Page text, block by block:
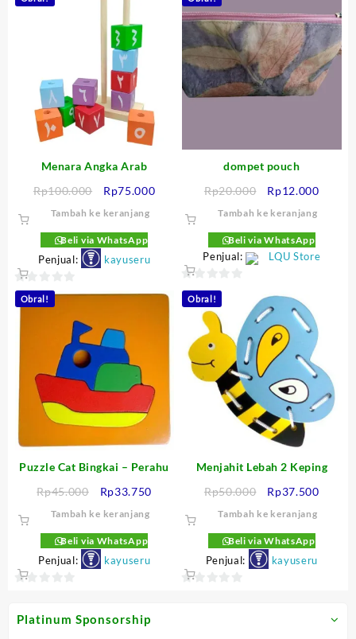
Platinum Sponsorship
Menara Angka Arab
Rp100.000
Harga
aslinya
Rp100.000.
Rp75.000Harga
Rp75.000.
Tambah ke keranjang
Beli via WhatsApp
Penjual: kayuseru
0
out
dompet pouch
Rp20.000
Harga
aslinya
Rp20.000.
Rp12.000Harga
Tambah ke keranjang
Beli via WhatsApp
Penjual: LQU Store
0
out
Obral!
Puzzle Cat Bingkai – Perahu
Rp45.000
Harga
aslinya
Rp45.000.
Rp33.750
Tambah ke keranjang
Beli via WhatsApp
Penjual: kayuseru
of
Obral!
Menjahit Lebah 2 Keping
Rp50.000
Harga
aslinya
Rp50.000.
Rp37.500Harga
Tambah ke keranjang
Beli via WhatsApp
Penjual: kayuseru